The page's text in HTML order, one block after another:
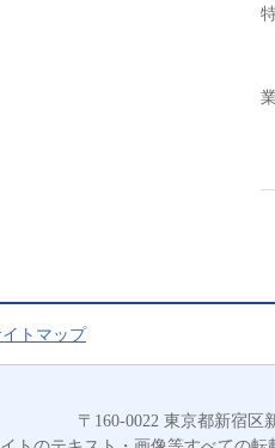
トマップ
〒160-0022 東京都新宿